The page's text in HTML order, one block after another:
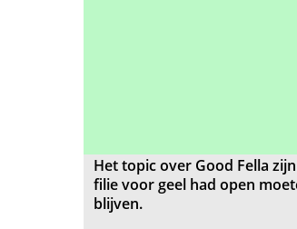
Het topic over Good Fella zijn
filie voor geel had open
blijven.